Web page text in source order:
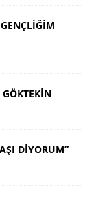
DİYORUM”